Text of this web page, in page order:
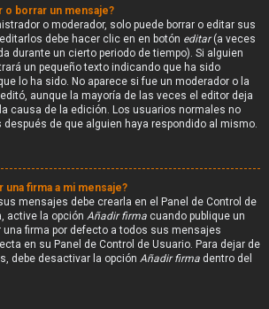
o borrar un mensaje?
o moderador, solo puede borrar o editar sus
debe hacer clic en en botón editar(a veces
durante un cierto periodo de tiempo). Si alguien
un pequeño texto indicando que ha sido
lo ha sido. No aparece si fue un moderador o la
aunque la mayoría de las veces el editor deja
causa de la edición. Los usuarios normales no
de que alguien haya respondido al mismo.
una firma a mi mensaje?
mensajes debe crearla en el Panel de Control de
active la opción Añadir firma cuando publique un
firma por defecto a todos sus mensajes
en su Panel de Control de Usuario. Para dejar de
debe desactivar la opción Añadir firma dentro del